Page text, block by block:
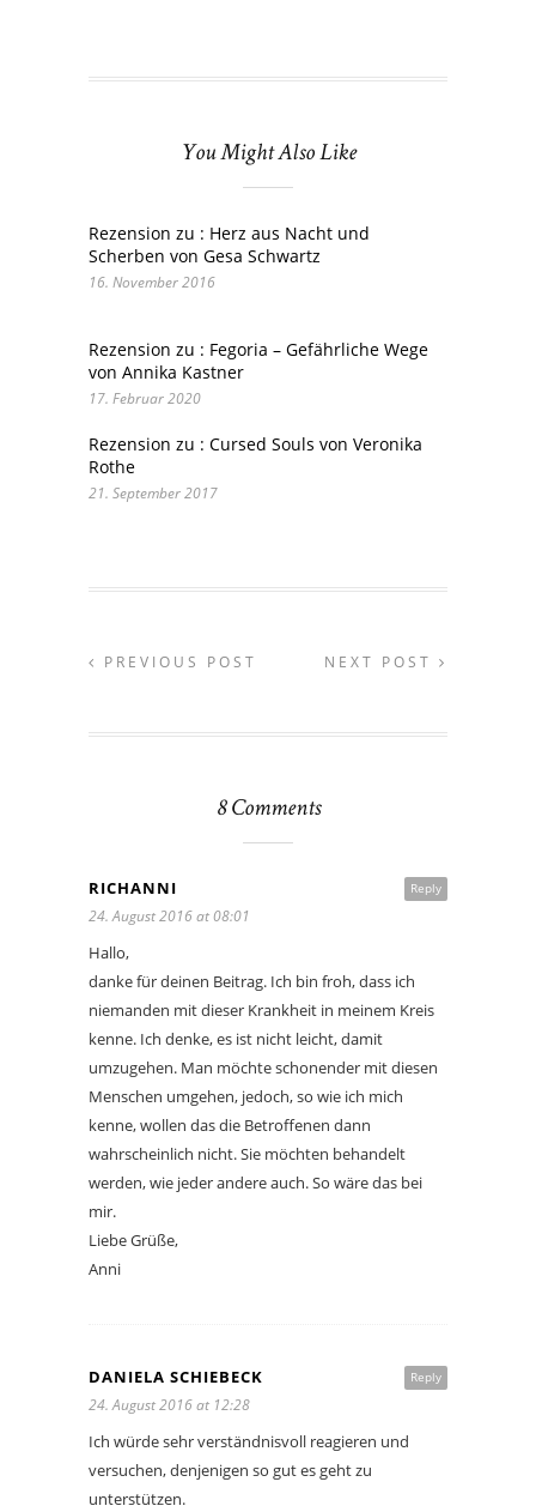
You Might Also Like
Rezension zu : Herz aus Nacht und
Scherben von Gesa Schwartz
16. November 2016
Rezension zu : Fegoria – Gefährliche Wege
von Annika Kastner
17. Februar 2020
Rezension zu : Cursed Souls von Veronika
Rothe
21. September 2017
PREVIOUS POST NEXT POST
8 Comments
Reply
RICHANNI
24. August 2016 at 08:01
Hallo,
danke für deinen Beitrag. Ich bin froh, dass ich
niemanden mit dieser Krankheit in meinem Kreis
kenne. Ich denke, es ist nicht leicht, damit
umzugehen. Man möchte schonender mit diesen
Menschen umgehen, jedoch, so wie ich mich
kenne, wollen das die Betroffenen dann
wahrscheinlich nicht. Sie möchten behandelt
werden, wie jeder andere auch. So wäre das bei
mir.
Liebe Grüße,
Anni
Reply
DANIELA SCHIEBECK
24. August 2016 at 12:28
Ich würde sehr verständnisvoll reagieren und
versuchen, denjenigen so gut es geht zu
unterstützen.